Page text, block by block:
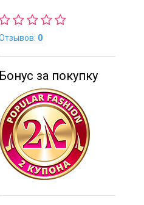
0
Бонус за покупку